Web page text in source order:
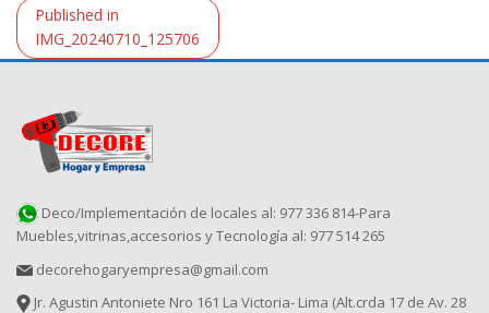
Navegación
de
entradas
Published in
IMG_20240710_125706
Deco/Implementación de locales al: 977 336 814-Para
Muebles,vitrinas,accesorios y Tecnología al: 977 514 265
decorehogaryempresa@gmail.com
Jr. Agustin Antoniete Nro 161 La Victoria- Lima (Alt.crda 17 de Av. 28